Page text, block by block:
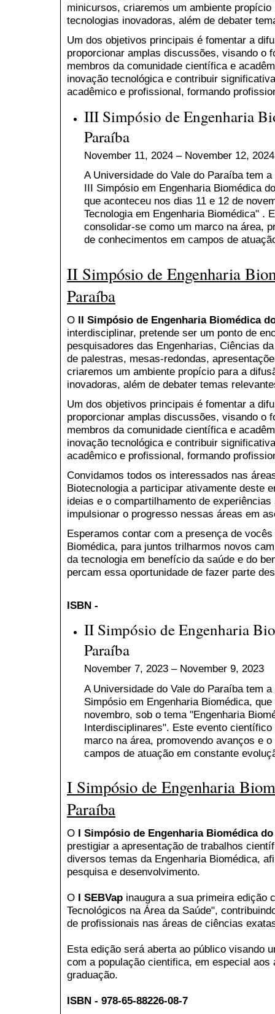
minicursos, criaremos um ambiente
tecnologias inovadoras, além de debater
Um dos objetivos principais é fomentar a
proporcionar amplas discussões, visando o
membros da comunidade científica e
inovação tecnológica e contribuir
acadêmico e profissional, formando
III Simpósio de Engenharia
Paraíba
November 11, 2024 – November 12, 2024
A Universidade do Vale do Paraíba tem
III Simpósio em Engenharia Biomédica
que aconteceu nos dias 11 e 12 de
Tecnologia em Engenharia Biomédica" .
consolidar-se como um marco na área,
de conhecimentos em campos de
II Simpósio de Engenharia
Paraíba
O II Simpósio de Engenharia Biomédica
interdisciplinar, pretende ser um ponto de
pesquisadores das Engenharias, Ciências
de palestras, mesas-redondas,
criaremos um ambiente propício para a
inovadoras, além de debater temas
Um dos objetivos principais é fomentar a
proporcionar amplas discussões, visando o
membros da comunidade científica e
inovação tecnológica e contribuir
acadêmico e profissional, formando
Convidamos todos os interessados nas
Biotecnologia a participar ativamente deste
ideias e o compartilhamento de
impulsionar o progresso nessas áreas em
Esperamos contar com a presença de
Biomédica, para juntos trilharmos novos
da tecnologia em benefício da saúde e do
percam essa oportunidade de fazer parte
ISBN -
II Simpósio de Engenharia
Paraíba
November 7, 2023 – November 9, 2023
A Universidade do Vale do Paraíba tem
Simpósio em Engenharia Biomédica,
novembro, sob o tema "Engenharia
Interdisciplinares". Este evento
marco na área, promovendo avanços e
campos de atuação em constante
I Simpósio de Engenharia
Paraíba
O I Simpósio de Engenharia Biomédica
prestigiar a apresentação de trabalhos
diversos temas da Engenharia Biomédica,
pesquisa e desenvolvimento.
O I SEBVap inaugura a sua primeira edição
Tecnológicos na Área da Saúde",
de profissionais nas áreas de ciências
Esta edição será aberta ao público visando
com a população cientifica, em especial aos
graduação.
ISBN - 978-65-88226-08-7